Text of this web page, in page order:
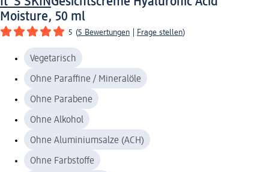
Moisture, 50 ml
5 (5 Bewertungen Frage stellen)
Vegetarisch
Ohne Paraffine / Mineralöle
Ohne Parabene
Ohne Alkohol
Ohne Aluminiumsalze (ACH)
Ohne Farbstoffe